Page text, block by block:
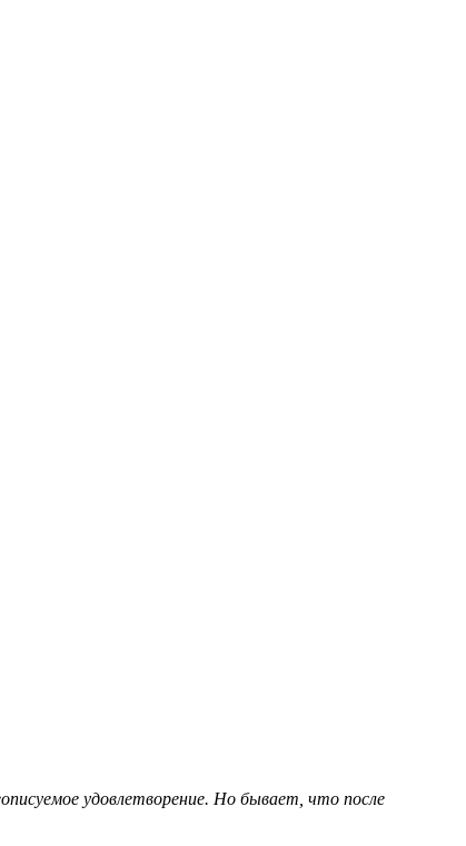
удовлетворение. Но бывает, что после